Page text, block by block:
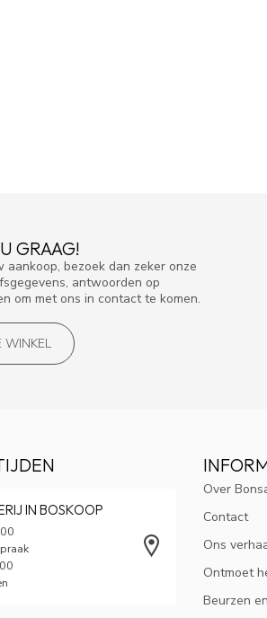
GRAAG!
bezoek dan zeker onze
antwoorden op
om met ons in contact te komen.
WINKEL
IN BOSKOOP
Over
Contact
Ons
Ontmoet
Beurzen